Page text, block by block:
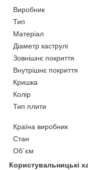
Виробник
Тип
Матеріал
Діаметр каструлі
Зовнішнє покриття
Внутрішнє покриття
Кришка
Колір
Тип плити
Країна виробник
Стан
Об`єм
Користувальницькі